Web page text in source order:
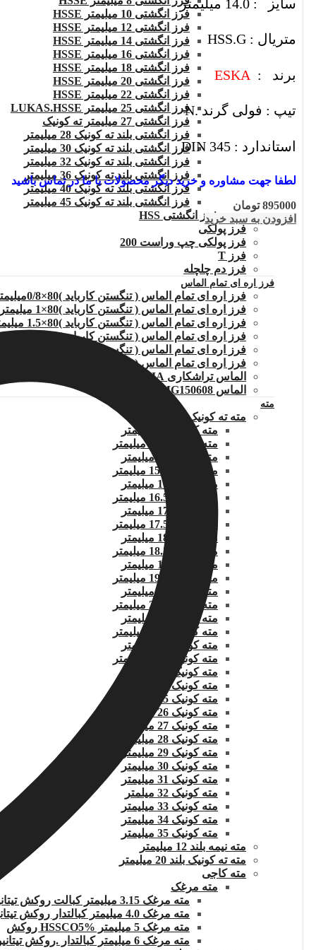
فرز انگشتی 10 میلیمتر HSSE
فرز انگشتی 12 میلیمتر HSSE
فرز انگشتی 14 میلیمتر HSSE
فرز انگشتی 16 میلیمتر HSSE
فرز انگشتی 18 میلیمتر HSSE
فرز انگشتی 20 میلیمتر HSSE
فرز انگشتی 22 میلیمتر HSSE
فرز انگشتی 25 میلیمتر LUKAS.HSSE
فرز انگشتی 27 میلیمتر ته کونیک
فرز انگشتی بلند ته کونیک 28 میلیمتر
فرز انگشتی بلند ته کونیک 30 میلیمتر
فرز انگشتی بلند ته کونیک 32 میلیمتر
فرز انگشتی بلند ته کونیک 36 میلیمتر
فرز انگشتی بلند ته کونیک 40 میلیمتر
فرز انگشتی بلند ته کونیک 45 میلیمتر
فرز انگشتی HSS
فرز پولکی
فرز پولکی چپ وراست 200
فرز T
فرز دم چلچله
فرز اره ای تمام الماس
فرز اره ای تمام الماس ( تنگستن کارباید )80×0/8میلیمتر
فرز اره ای تمام الماس ( تنگستن کارباید )80×1 میلیمتر
فرز اره ای تمام الماس ( تنگستن کارباید )80×1.5 میلیمتر
فرز اره ای تمام الماس ( تنگستن کارباید )100×1 میلیمتر
فرز اره ای تمام الماس ( تنگستن کارباید )100×1.2میلیمتر
فرز اره ای تمام الماس ( تنگستن کارباید )100×1.5میلیمتر
الماس تراشکاری TCMT110204.WIDIA
الماس DNMG150608
مته
مته ته کونیک
مته کونیک 14 میلیمتر
مته کونیک 14.5 میلیمتر
مته کونیک 15 میلیمتر
مته کونیک 15.5 میلیمتر
مته کونیک 16 میلیمتر
مته کونیک 16.5 میلیمتر
مته کونیک 18 میلیمتر
مته کونیک 18.5 میلیمتر
مته کونیک 19 میلیمتر
مته کونیک 19.5 میلیمتر
مته کونیک 20 میلیمتر
مته کونیک 20.5 میلیمتر
مته کونیک 21 میلیمتر
مته کونیک 21.5 میلیمتر
مته کونیک 22 میلیمتر
مته کونیک 22.5 میلیمتر
مته کونیک 23 میلیمتر
مته کونیک 24 میلیمتر
مته کونیک 25 میلیمتر
مته کونیک 26 میلیمتر
مته کونیک 27 میلیمتر
مته کونیک 28 میلیمتر
مته کونیک 29 میلیمتر
مته کونیک 30 میلیمتر
مته کونیک 31 میلیمتر
مته کونیک 32 میلمتر
مته کونیک 33 میلیمتر
مته کونیک 34 میلیمتر
مته کونیک 35 میلیمتر
مته نیمه بلند 12 میلیمتر
مته ته کونیک بلند 20 میلیمتر
مته کاجی
مته مرغک
مته مرغک 3.15 میلیمتر کبالت روکش تیتانیوم
مته مرغک 4.0 میلیمتر کبالتدار روکش تیتانیوم
مته مرغک 5 میلیمتر HSSCO5% روکش
مته مرغک 6 میلیمتر کبالتدار .روکش تیتانیوم
سایز : 14.0 میلیمتر
متریال : HSS.G
برند : ESKA
تیپ : فولی گرند .N
استاندارد : DIN 345
لطفا جهت مشاوره و خرید دیگر محصولات با ما در تماس باشید
895000 تومان
افزودن به سبد خرید